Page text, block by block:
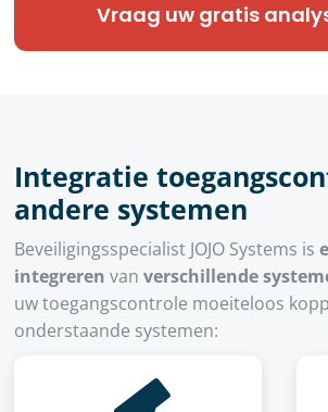
Vraag uw gratis
Integratie
andere systemen
Beveiligingsspecialist JOJO Systems is
integreren vanverschillende
uw toegangscontrole moeiteloos
onderstaande systemen: